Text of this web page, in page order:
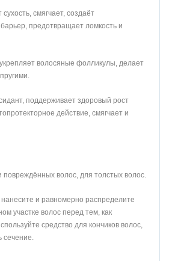
смягчает, создаёт
предотвращает ломкость и
волосяные фолликулы, делает
поддерживает здоровый рост
действие, смягчает и
повреждённых волос, для толстых волос.
и равномерно распределите
участке волос перед тем, как
средство для кончиков волос,
сечение.